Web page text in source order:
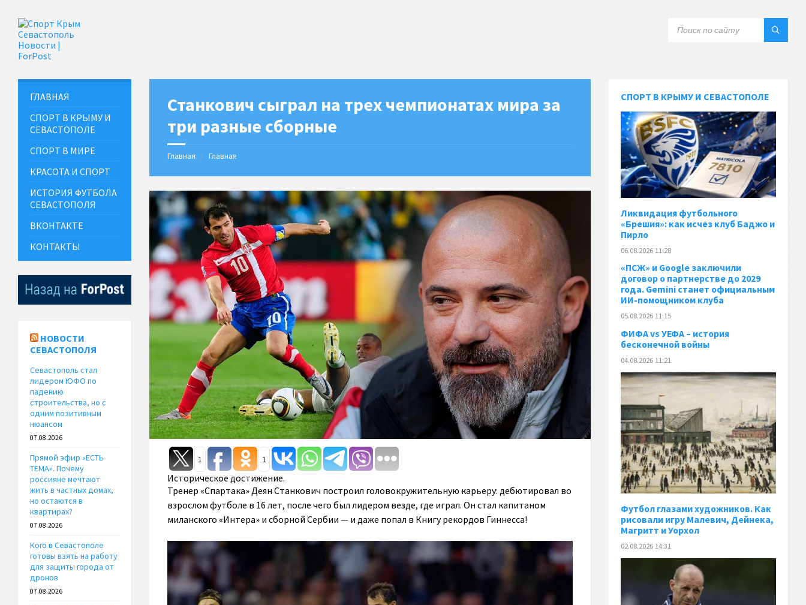
Станкович сыграл на трех чемпионатах мира за
три разные сборные
Главная Главная
1 1
Историческое достижение.
Тренер «Спартака» Деян Станкович построил головокружительную карьеру: дебютировал во
взрослом футболе в 16 лет, после чего был лидером везде, где играл. Он стал капитаном
миланского «Интера» и сборной Сербии — и даже попал в Книгу рекордов Гиннесса!
ГЛАВНАЯ
СПОРТ В КРЫМУ И
СЕВАСТОПОЛЕ
СПОРТ В МИРЕ
КРАСОТА И СПОРТ
ИСТОРИЯ ФУТБОЛА
СЕВАСТОПОЛЯ
ВКОНТАКТЕ
КОНТАКТЫ
НОВОСТИ
СЕВАСТОПОЛЯ
Севастополь стал
лидером ЮФО по
падению
строительства, но с
одним позитивным
нюансом
07.08.2026
Прямой эфир «ЕСТЬ
ТЕМА». Почему
россияне мечтают
жить в частных домах,
но остаются в
квартирах?
07.08.2026
Кого в Севастополе
готовы взять на работу
для защиты города от
дронов
07.08.2026
СПОРТ В КРЫМУ И СЕВАСТОПОЛЕ
Ликвидация футбольного
«Брешия»: как исчез клуб Баджо и
Пирло
06.08.2026 11:28
«ПСЖ» и Google заключили
договор о партнерстве до 2029
года. Gemini станет официальным
ИИ-помощником клуба
05.08.2026 11:15
ФИФА vs УЕФА – история
бесконечной войны
04.08.2026 11:21
Футбол глазами художников. Как
рисовали игру Малевич, Дейнека,
Магритт и Уорхол
02.08.2026 14:31